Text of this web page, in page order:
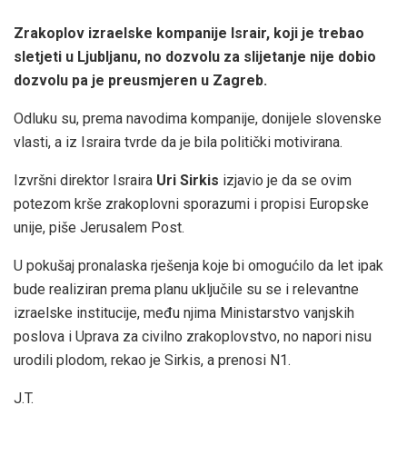
Zrakoplov izraelske kompanije Israir, koji je trebao
sletjeti u Ljubljanu, no dozvolu za slijetanje nije dobio
dozvolu pa je preusmjeren u Zagreb.
Odluku su, prema navodima kompanije, donijele slovenske
vlasti, a iz Israira tvrde da je bila politički motivirana.
Izvršni direktor Israira Uri Sirkis izjavio je da se ovim
potezom krše zrakoplovni sporazumi i propisi Europske
unije, piše Jerusalem Post.
U pokušaj pronalaska rješenja koje bi omogućilo da let ipak
bude realiziran prema planu uključile su se i relevantne
izraelske institucije, među njima Ministarstvo vanjskih
poslova i Uprava za civilno zrakoplovstvo, no napori nisu
urodili plodom, rekao je Sirkis, a prenosi N1.
J.T.